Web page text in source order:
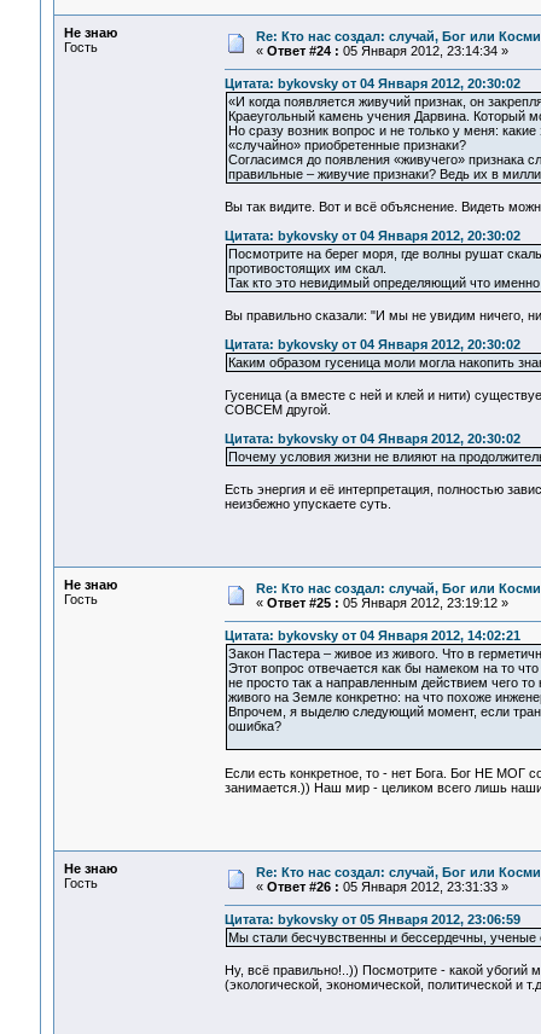
Не знаю
Гость
Re: Кто нас создал: случай, Бог или
« Ответ #24 : 05 Января 2012, 23:14:34 »
Цитата: bykovsky от 04 Января 2012, 20:30:02
«И когда появляется живучий признак, он
Краеугольный камень учения Дарвина. Который
Но сразу возник вопрос и не только у меня:
«случайно» приобретенные признаки?
Согласимся до появления «живучего» признака
правильные – живучие признаки? Ведь их в
Вы так видите. Вот и всё объяснение. Видеть
Цитата: bykovsky от 04 Января 2012, 20:30:02
Посмотрите на берег моря, где волны рушат
противостоящих им скал.
Так кто это невидимый определяющий что
Вы правильно сказали: "И мы не увидим ничего,
Цитата: bykovsky от 04 Января 2012, 20:30:02
Каким образом гусеница моли могла накопить
Гусеница (а вместе с ней и клей и нити)
СОВСЕМ другой.
Цитата: bykovsky от 04 Января 2012, 20:30:02
Почему условия жизни не влияют на
Есть энергия и её интерпретация, полностью
неизбежно упускаете суть.
Не знаю
Гость
Re: Кто нас создал: случай, Бог или
« Ответ #25 : 05 Января 2012, 23:19:12 »
Цитата: bykovsky от 04 Января 2012, 14:02:21
Закон Пастера – живое из живого. Что в
Этот вопрос отвечается как бы намеком на то
не просто так а направленным действием чего
живого на Земле конкретно: на что похоже
Впрочем, я выделю следующий момент, если
ошибка?
Если есть конкретное, то - нет Бога. Бог НЕ
занимается.)) Наш мир - целиком всего лишь
Не знаю
Гость
Re: Кто нас создал: случай, Бог или
« Ответ #26 : 05 Января 2012, 23:31:33 »
Цитата: bykovsky от 05 Января 2012, 23:06:59
Мы стали бесчувственны и бессердечны, ученые
Ну, всё правильно!..)) Посмотрите - какой
(экологической, экономической, политической и